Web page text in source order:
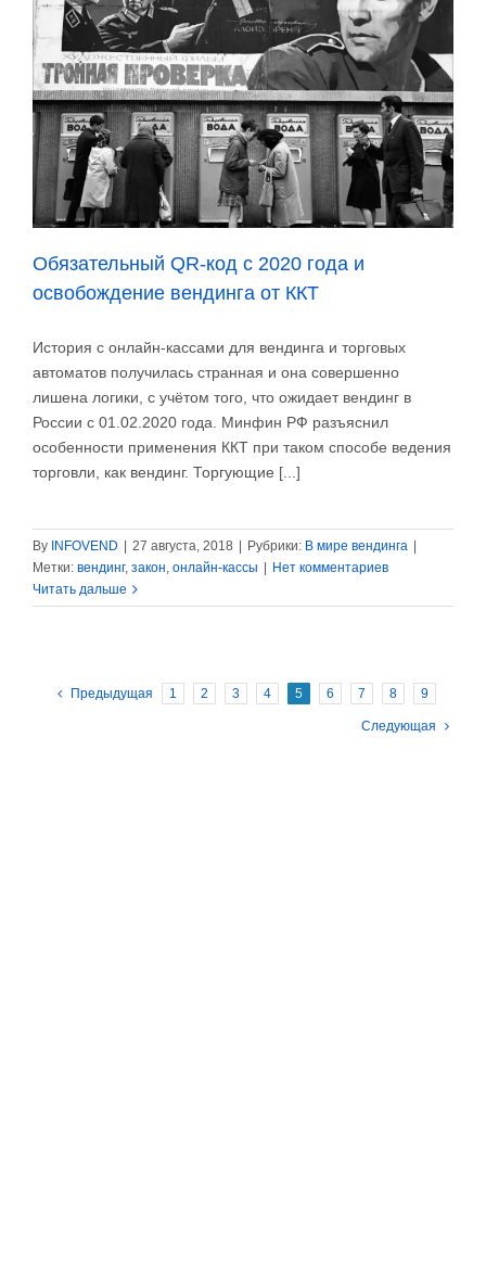
дальше?
Обязательный QR-код с 2020 года и
освобождение вендинга от ККТ
История с онлайн-кассами для вендинга и торговых
автоматов получилась странная и она совершенно
лишена логики, с учётом того, что ожидает вендинг в
России с 01.02.2020 года. Минфин РФ разъяснил
особенности применения ККТ при таком способе ведения
торговли, как вендинг. Торгующие [...]
By INFOVEND | 27 августа, 2018 | Рубрики: В мире вендинга |
Метки: вендинг, закон онлайн-кассы | Нет комментариев
Читать дальше
Предыдущая 1 2 3 4 5 6 7 8 9
Следующая